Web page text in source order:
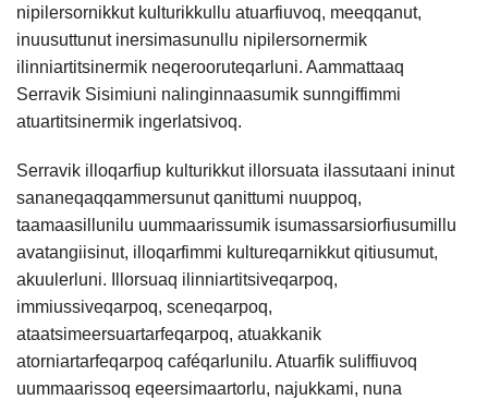
Kommune pillugu